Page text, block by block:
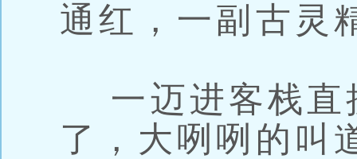
通红，一副古灵
一迈进客栈直
了，大咧咧的叫